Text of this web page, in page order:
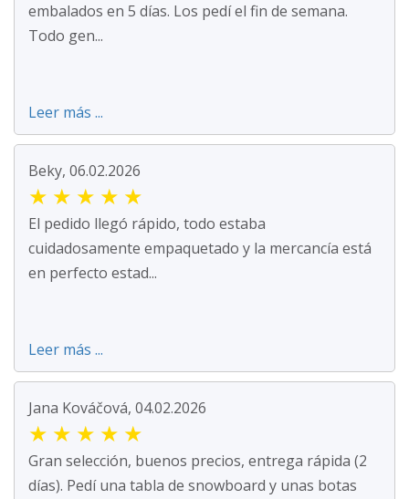
embalados en 5 días. Los pedí el fin de semana.
Todo gen...
Leer más ...
Beky, 06.02.2026
★ ★ ★ ★ ★
El pedido llegó rápido, todo estaba
cuidadosamente empaquetado y la mercancía está
en perfecto estad...
Leer más ...
Jana Kováčová, 04.02.2026
★ ★ ★ ★ ★
Gran selección, buenos precios, entrega rápida (2
días). Pedí una tabla de snowboard y unas botas